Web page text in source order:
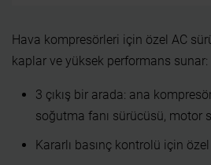
Hava kompresörleri için özel AC
kaplar ve yüksek performans sunar:
3 çıkış bir arada: ana
soğutma fanı sürücüsü, motor
Kararlı basınç kontrolü için